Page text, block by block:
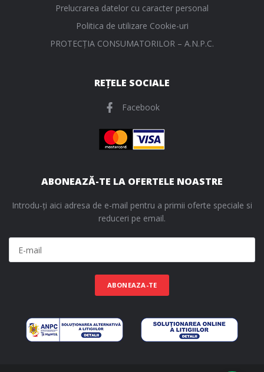
Prelucrarea datelor cu caracter personal
Politica de utilizare Cookie-uri
PROTECŢIA CONSUMATORILOR – A.N.P.C.
REȚELE SOCIALE
Facebook
ABONEAZĂ-TE LA OFERTELE NOASTRE
Introdu-ți aici adresa de e-mail pentru a primii oferte speciale si
reduceri pe email.
ABONEAZA-TE